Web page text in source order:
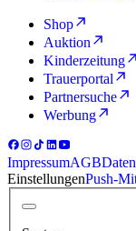
Shop
Auktion
Kinderzeitung
Trauerportal
Partnersuche
Werbung
ImpressumAGB
EinstellungenPush-